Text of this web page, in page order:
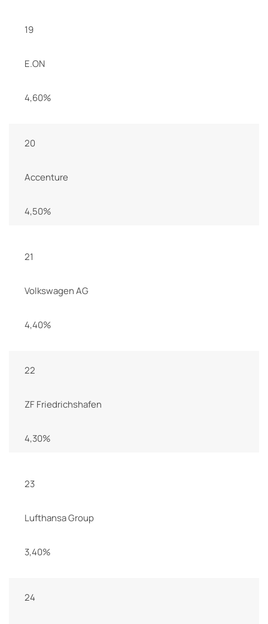
19
E.ON
4,60%
20
Accenture
4,50%
21
Volkswagen AG
4,40%
22
ZF Friedrichshafen
4,30%
23
Lufthansa Group
3,40%
24